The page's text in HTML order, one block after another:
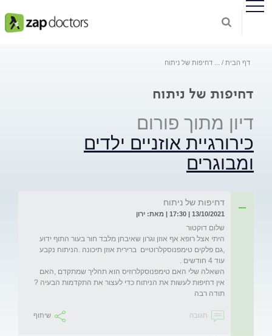
דף הבית דחיפות של ניתוח
דחיפות של ניתוח
דיון מתוך פורום
כירורגיית אוזניים ילדים
ומבוגרים
דחיפות של ניתוח
13/10/2021 | 17:30 | מאת: ירון
היתי אצל רופא אף אוזן וגרון שאיבחן מלבד חור בעור התוף ידוע
,גם פלקים טימפנוסקלרוטיים  ברירית אוזן תיכונה .הניתוח נקבע
השאלה שלי האם טימפנוסקלרוזיס הוא תהליך שמתקדם ,האם
תודה רבה
תגובה שיתוף